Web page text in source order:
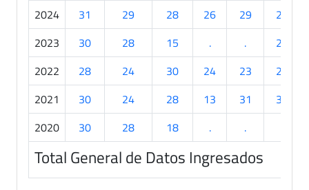
2024
31 29 28 26 29
21
2023
30 28 15 . .
23
2022
28 24 30 24 23
22
2021
30 24 28 13 31
30
2020
30 28 18 . .
Total General de Datos Ingresados